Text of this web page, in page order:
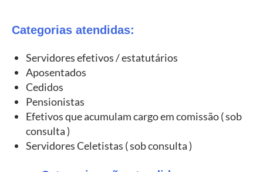
Categorias atendidas:
Servidores efetivos / estatutários
Aposentados
Cedidos
Pensionistas
Efetivos que acumulam cargo em comissão ( sob
consulta )
Servidores Celetistas ( sob consulta )